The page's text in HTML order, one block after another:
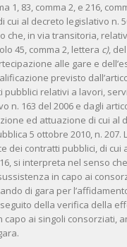
1, 83, comma 2, e 216,
cui al decreto legislativo n.
che, in via transitoria,
45, comma 2, lettera c),
alle gare e
previsto
pubblici relativi a lavori,
n. 163 del 2006 e dagli
ed attuazione di cui al
5 ottobre 2010, n. 207.
dei contratti pubblici, di cui
si interpreta nel senso
in capo ai
di gara per
della verifica della
ai singoli consorziati,